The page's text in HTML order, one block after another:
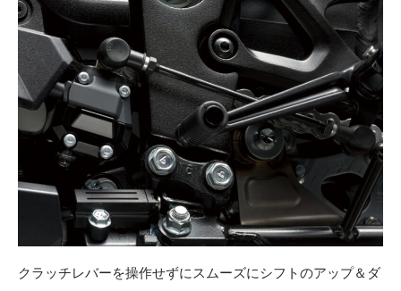
クラッチレバーを操作せずにスムーズにシフトのアップ＆ダ